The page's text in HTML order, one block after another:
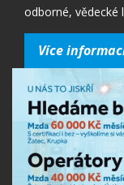
odborné, vědecké
Více